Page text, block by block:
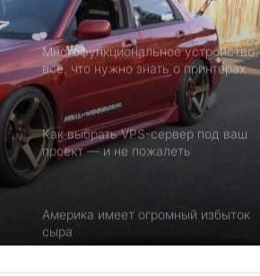
Многофункциональное устройство:
всё, что нужно знать о принтерах
МФУ
Как выбрать VPS-сервер под ваш
проект — и не пожалеть